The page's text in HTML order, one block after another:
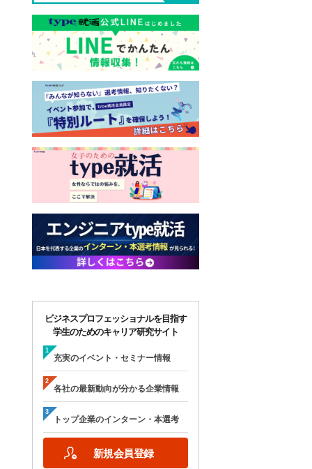
ビジネスプロフェッショナルを目指す
学生のためのキャリア研究サイト
充実のイベント・セミナー情報
各社の最新動向が分かる企業情報
トップ企業のインターン・本選考
新規会員登録